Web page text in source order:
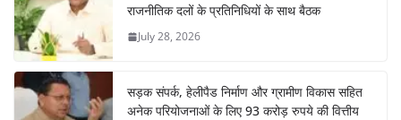
राजनीतिक दलों के प्रतिनिधियों के साथ बैठक
July 28, 2026
सड़क संपर्क, हेलीपैड निर्माण और ग्रामीण विकास सहित
अनेक परियोजनाओं के लिए 93 करोड़ रुपये की वित्तीय